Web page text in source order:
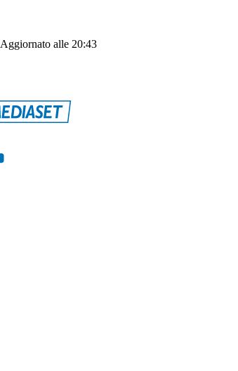
Aggiornato alle 20:43